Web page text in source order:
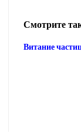
Смотрите
Витание